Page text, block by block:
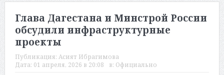
Глава Дагестана и Минстрой России
обсудили инфраструктурные
проекты
Публикация: Асият Ибрагимова
Дата: 01 апреля, 2026 в 20:08 в: Официально